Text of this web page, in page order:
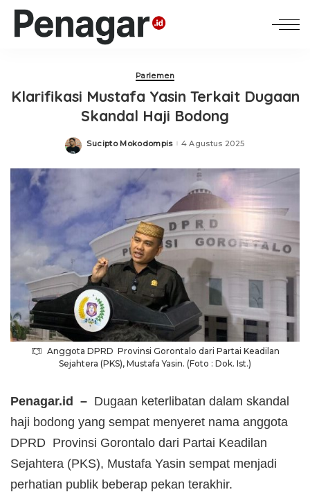
Parlemen
Klarifikasi Mustafa Yasin Terkait Dugaan
Skandal Haji Bodong
Posted
Sucipto Mokodompis 4 Agustus 2025
Anggota DPRD Provinsi Gorontalo dari Partai Keadilan
Sejahtera (PKS), Mustafa Yasin. (Foto : Dok. Ist.)
Penagar.id – Dugaan keterlibatan dalam skandal
haji bodong yang sempat menyeret nama anggota
DPRD Provinsi Gorontalo dari Partai Keadilan
Sejahtera (PKS), Mustafa Yasin sempat menjadi
perhatian publik beberap pekan terakhir.